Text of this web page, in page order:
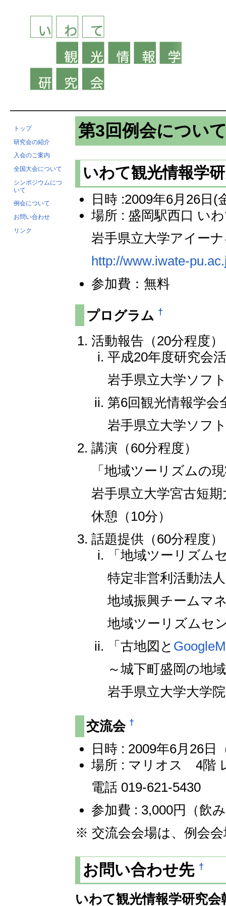
トップ
研究会の紹介
入会のご案内
全国大会について
シンポジウムにつ
いて
例会について
お問い合わせ
リンク
第3回例会につい
いわて観光情報学
日時 :2009年6月26日(
場所 : 盛岡駅西口 い
岩手県立大学アイー
http://www.iwate-
参加費：無料
プログラム †
活動報告（20分程度）
平成20年度研究会
岩手県立大学ソフ
第6回観光情報学会
岩手県立大学ソフ
講演（60分程度）
「地域ツーリズムの
岩手県立大学宮古短
休憩（10分）
話題提供（60分程度）
「地域ツーリズム
特定非営利活動法
地域振興チームマ
地域ツーリズムセ
「古地図と
～城下町盛岡の地
岩手県立大学大学
交流会 †
日時 : 2009年6月26日
場所 : マリオス 4階
電話 019-621-5430
参加費 : 3,000円（飲
※ 交流会会場は、例会
お問い合わせ先 †
いわて観光情報学研究